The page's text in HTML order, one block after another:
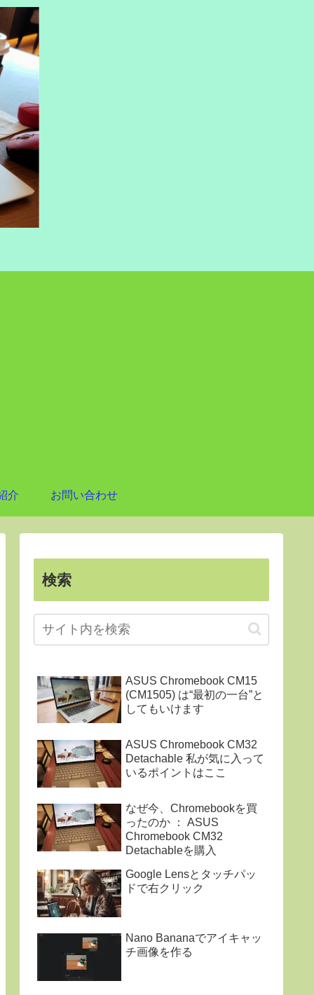
介 お問い合わせ
検索
ASUS Chromebook CM15
(CM1505) は“最初の一台”と
してもいけます
ASUS Chromebook CM32
Detachable 私が気に入って
いるポイントはここ
なぜ今、Chromebookを買
ったのか ： ASUS
Chromebook CM32
Detachableを購入
Google Lensとタッチパッ
ドで右クリック
Nano Bananaでアイキャッ
チ画像を作る